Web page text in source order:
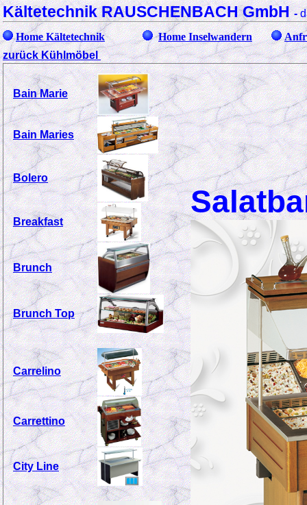
Kältetechnik RAUSCHENBACH GmbH-
Home Kältetechnik
Home Inselwandern
zurück Kühlmöbel
Bain Marie
Bain Maries
Bolero
Breakfast
Brunch
Brunch Top
Carrelino
Carrettino
City Line